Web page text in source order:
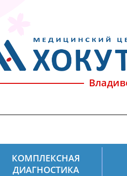
КОМПЛЕКСНАЯ
ДИАГНОСТИКА